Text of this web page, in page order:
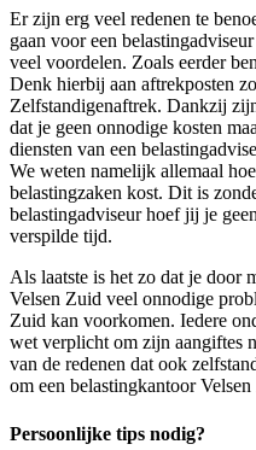
Er zijn erg veel redenen te
gaan voor een
veel voordelen. Zoals eerder
Denk hierbij aan aftrekposten
Zelfstandigenaftrek. Dankzij
dat je geen onnodige kosten
diensten van een
We weten namelijk allemaal
belastingzaken kost. Dit is
belastingadviseur hoef jij je
verspilde tijd.
Als laatste is het zo dat je door
Velsen Zuid veel onnodige
Zuid kan voorkomen. Iedere
wet verplicht om zijn aangiftes
van de redenen dat ook
om een belastingkantoor
Persoonlijke tips nodig?